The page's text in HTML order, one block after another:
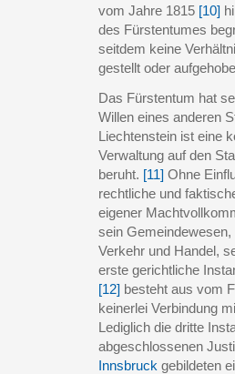
vom Jahre 1815 [10]
des Fürstentumes
seitdem keine
gestellt oder
Das Fürstentum hat
Willen eines anderen
Liechtenstein ist eine
Verwaltung auf den
beruht. [11] Ohne
rechtliche und
eigener
sein
Verkehr und Handel,
erste gerichtliche
[12] besteht aus vom
keinerlei Verbindung
Lediglich die dritte
abgeschlossenen
Innsbruck gebildeten